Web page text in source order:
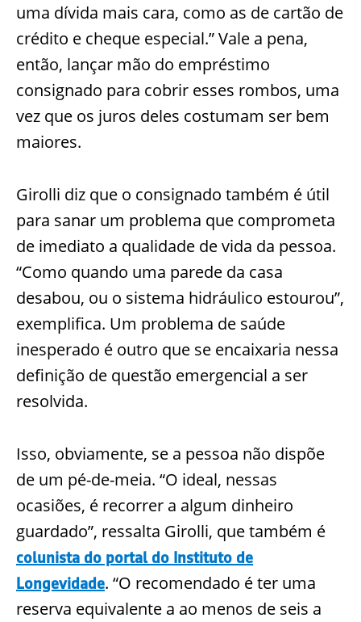
uma dívida mais cara, como as de cartão de
crédito e cheque especial.” Vale a pena,
então, lançar mão do empréstimo
consignado para cobrir esses rombos, uma
vez que os juros deles costumam ser bem
maiores.
Girolli diz que o consignado também é útil
para sanar um problema que comprometa
de imediato a qualidade de vida da pessoa.
“Como quando uma parede da casa
desabou, ou o sistema hidráulico estourou”,
exemplifica. Um problema de saúde
inesperado é outro que se encaixaria nessa
definição de questão emergencial a ser
resolvida.
Isso, obviamente, se a pessoa não dispõe
de um pé-de-meia. “O ideal, nessas
ocasiões, é recorrer a algum dinheiro
guardado”, ressalta Girolli, que também é
colunista do portal do Instituto de
Longevidade. “O recomendado é ter uma
reserva equivalente a ao menos de seis a